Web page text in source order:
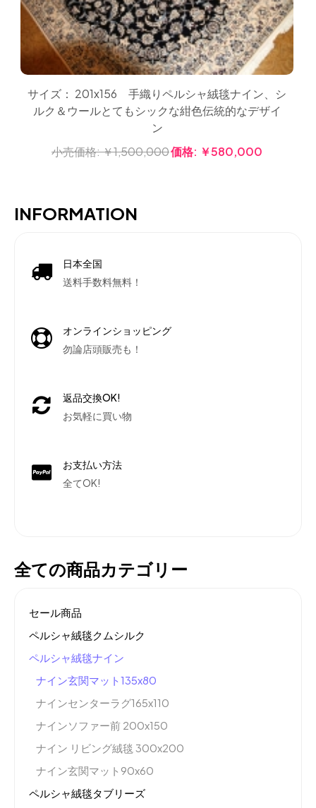
サイズ： 201x156 手織りペルシャ絨毯ナイン、シ
ルク＆ウールとてもシックな紺色伝統的なデザイ
ン
小売価格:￥1,500,000価格: ￥580,000
INFORMATION
日本全国
送料手数料無料！
オンラインショッピング
勿論店頭販売も！
返品交換OK!
お気軽に買い物
お支払い方法
全てOK!
全ての商品カテゴリー
セール商品
ペルシャ絨毯クムシルク
ペルシャ絨毯ナイン
ナイン玄関マット135x80
ナインセンターラグ165x110
ナインソファー前 200x150
ナイン リビング絨毯 300x200
ナイン玄関マット90x60
ペルシャ絨毯タブリーズ